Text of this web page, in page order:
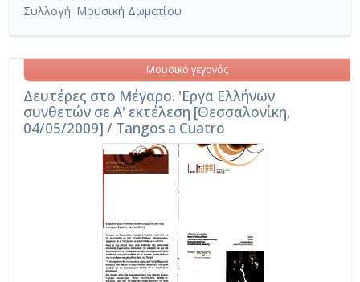
Συλλογή: Μουσική Δωματίου
Δευτέρες στο Μέγαρο. 'Εργα Ελλήνων
συνθετών σε Α' εκτέλεση [Θεσσαλονίκη,
04/05/2009] / Tangos a Cuatro
Μουσικό γεγονός